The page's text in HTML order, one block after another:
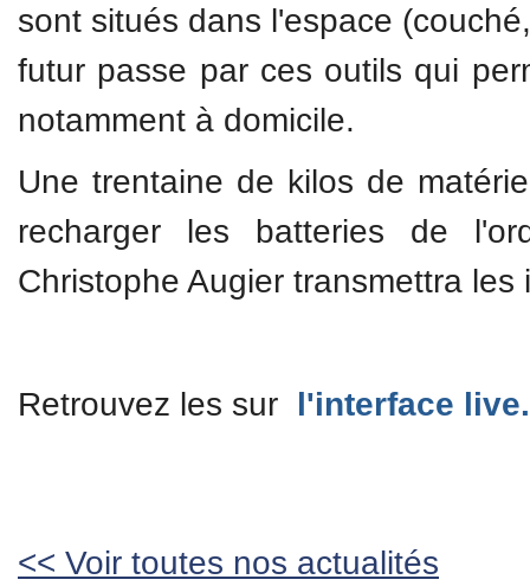
sont situés dans l'espace
futur passe par ces outils qui
notamment à domicile.
Une trentaine de kilos de
recharger les batteries de
Christophe Augier transmettra
Retrouvez les sur l'interface live.
<< Voir toutes nos actualités